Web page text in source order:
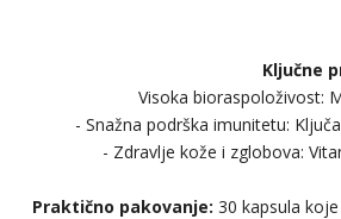
Ključne
Visoka bioraspoloživost:
- Snažna podrška imunitetu:
- Zdravlje kože i zglobova:
Praktično pakovanje: 30 kapsula